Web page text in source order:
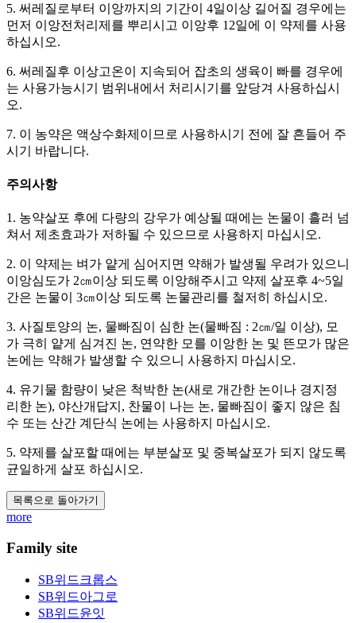
5. 써레질로부터 이앙까지의 기간이 4일이상 길어질 경우에는
먼저 이앙전처리제를 뿌리시고 이앙후 12일에 이 약제를 사용
하십시오.
6. 써레질후 이상고온이 지속되어 잡초의 생육이 빠를 경우에
는 사용가능시기 범위내에서 처리시기를 앞당겨 사용하십시
오.
7. 이 농약은 액상수화제이므로 사용하시기 전에 잘 흔들어 주
시기 바랍니다.
주의사항
1. 농약살포 후에 다량의 강우가 예상될 때에는 논물이 흘러 넘
쳐서 제초효과가 저하될 수 있으므로 사용하지 마십시오.
2. 이 약제는 벼가 얕게 심어지면 약해가 발생될 우려가 있으니
이앙심도가 2㎝이상 되도록 이앙해주시고 약제 살포후 4~5일
간은 논물이 3㎝이상 되도록 논물관리를 철저히 하십시오.
3. 사질토양의 논, 물빠짐이 심한 논(물빠짐 : 2㎝/일 이상), 모
가 극히 얕게 심겨진 논, 연약한 모를 이앙한 논 및 뜬모가 많은
논에는 약해가 발생할 수 있으니 사용하지 마십시오.
4. 유기물 함량이 낮은 척박한 논(새로 개간한 논이나 경지정
리한 논), 야산개답지, 찬물이 나는 논, 물빠짐이 좋지 않은 침
수 또는 산간 계단식 논에는 사용하지 마십시오.
5. 약제를 살포할 때에는 부분살포 및 중복살포가 되지 않도록
균일하게 살포 하십시오.
목록으로 돌아가기
more
Family site
SB위드크롭스
SB위드아그로
SB위드윤잇